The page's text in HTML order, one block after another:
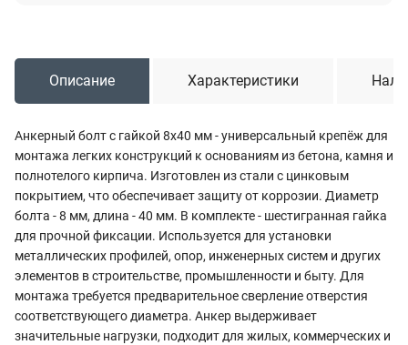
Описание Характеристики
Анкерный болт с гайкой 8х40 мм - универсальный крепёж для
монтажа легких конструкций к основаниям из бетона, камня и
полнотелого кирпича. Изготовлен из стали с цинковым
покрытием, что обеспечивает защиту от коррозии. Диаметр
болта - 8 мм, длина - 40 мм. В комплекте - шестигранная гайка
для прочной фиксации. Используется для установки
металлических профилей, опор, инженерных систем и других
элементов в строительстве, промышленности и быту. Для
монтажа требуется предварительное сверление отверстия
соответствующего диаметра. Анкер выдерживает
значительные нагрузки, подходит для жилых, коммерческих и